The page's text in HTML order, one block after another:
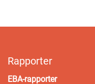
Rapporter
EBA-rapporter